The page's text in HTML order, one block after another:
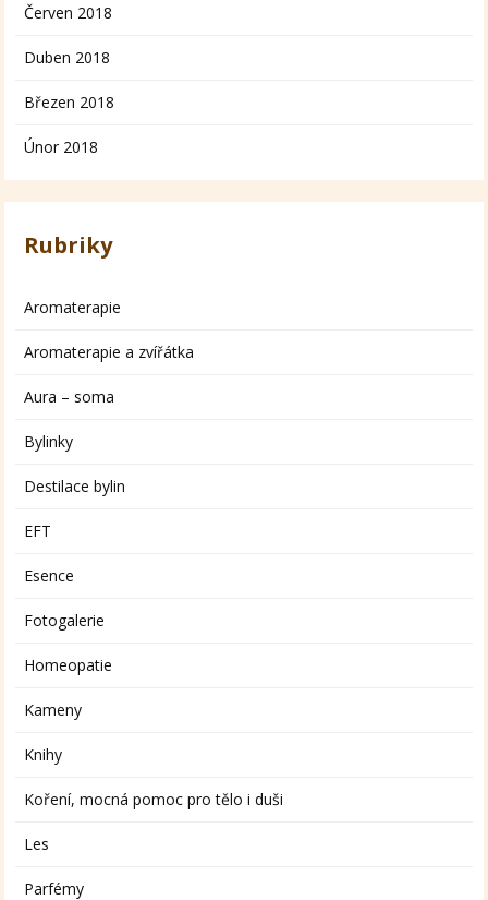
Červen 2018
Duben 2018
Březen 2018
Únor 2018
Rubriky
Aromaterapie
Aromaterapie a zvířátka
Aura – soma
Bylinky
Destilace bylin
EFT
Esence
Fotogalerie
Homeopatie
Kameny
Knihy
Koření, mocná pomoc pro tělo i duši
Les
Parfémy